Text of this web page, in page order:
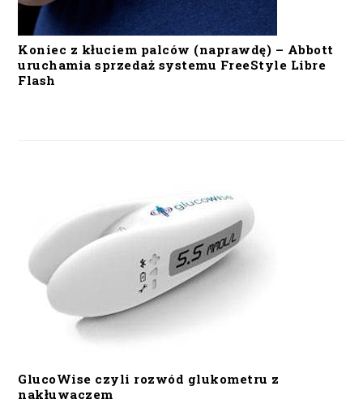
Koniec z kłuciem palców (naprawdę) – Abbott
uruchamia sprzedaż systemu FreeStyle Libre
Flash
GlucoWise czyli rozwód glukometru z
nakłuwaczem